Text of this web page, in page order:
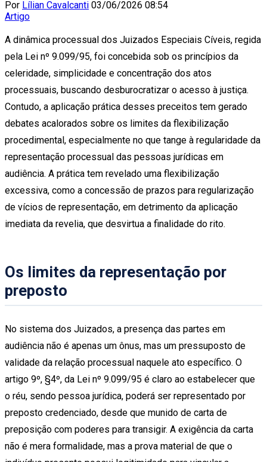
Por Lílian Cavalcanti 03/06/2026 08:54
Artigo
A dinâmica processual dos Juizados Especiais Cíveis, regida
pela Lei nº 9.099/95, foi concebida sob os princípios da
celeridade, simplicidade e concentração dos atos
processuais, buscando desburocratizar o acesso à justiça.
Contudo, a aplicação prática desses preceitos tem gerado
debates acalorados sobre os limites da flexibilização
procedimental, especialmente no que tange à regularidade da
representação processual das pessoas jurídicas em
audiência. A prática tem revelado uma flexibilização
excessiva, como a concessão de prazos para regularização
de vícios de representação, em detrimento da aplicação
imediata da revelia, que desvirtua a finalidade do rito.
Os limites da representação por
preposto
No sistema dos Juizados, a presença das partes em
audiência não é apenas um ônus, mas um pressuposto de
validade da relação processual naquele ato específico. O
artigo 9º, §4º, da Lei nº 9.099/95 é claro ao estabelecer que
o réu, sendo pessoa jurídica, poderá ser representado por
preposto credenciado, desde que munido de carta de
preposição com poderes para transigir. A exigência da carta
não é mera formalidade, mas a prova material de que o